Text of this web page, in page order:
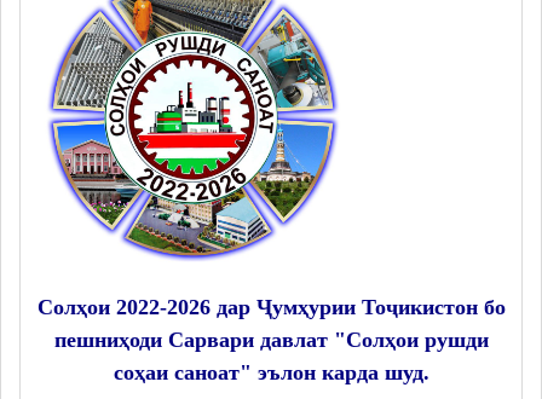
Солҳои 2022-2026 дар Ҷумҳурии Тоҷикистон бо
пешниҳоди Сарвари давлат "Солҳои рушди
соҳаи саноат" эълон карда шуд.